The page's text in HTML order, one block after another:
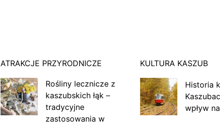
ATRAKCJE PRZYRODNICZE
Rośliny lecznicze z
kaszubskich łąk –
tradycyjne
zastosowania w
KULTURA KASZUB
Historia
wpływ